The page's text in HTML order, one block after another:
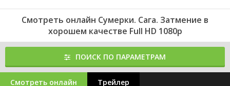
Смотреть онлайн Сумерки. Сага. Затмение в
хорошем качестве Full HD 1080p
ПОИСК ПО ПАРАМЕТРАМ
Смотреть онлайн Трейлер